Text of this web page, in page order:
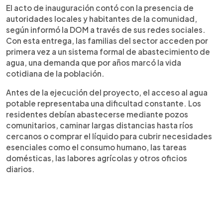
forma parte de cinco sistemas de agua potable
ya entregados por la DOM en Morazán. A nivel
nacional, la institución reporta 15 proyectos
finalizados y 33 más en ejecución.
El acto de inauguración contó con la presencia de
autoridades locales y habitantes de la comunidad,
según informó la DOM a través de sus redes sociales.
Con esta entrega, las familias del sector acceden por
primera vez a un sistema formal de abastecimiento de
agua, una demanda que por años marcó la vida
cotidiana de la población.
Antes de la ejecución del proyecto, el acceso al agua
potable representaba una dificultad constante. Los
residentes debían abastecerse mediante pozos
comunitarios, caminar largas distancias hasta ríos
cercanos o comprar el líquido para cubrir necesidades
esenciales como el consumo humano, las tareas
domésticas, las labores agrícolas y otros oficios
diarios.